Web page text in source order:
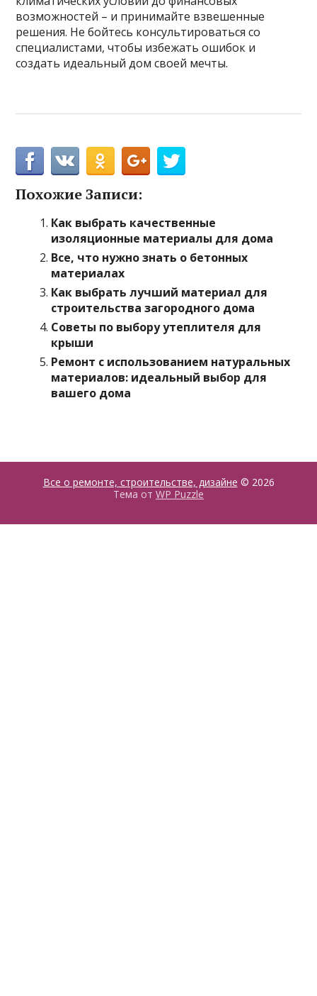
возможностей – и принимайте взвешенные
решения. Не бойтесь консультироваться со
специалистами, чтобы избежать ошибок и
создать идеальный дом своей мечты.
Похожие Записи:
Как выбрать качественные
изоляционные материалы для дома
Все, что нужно знать о бетонных
материалах
Как выбрать лучший материал для
строительства загородного дома
Советы по выбору утеплителя для
крыши
Ремонт с использованием натуральных
материалов: идеальный выбор для
вашего дома
Все о ремонте, строительстве, дизайне © 2026
Тема от WP Puzzle